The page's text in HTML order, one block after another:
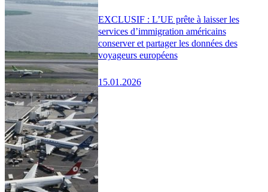
EXCLUSIF : L’UE prête à laisser les
services d’immigration américains
conserver et partager les données des
voyageurs européens
15.01.2026